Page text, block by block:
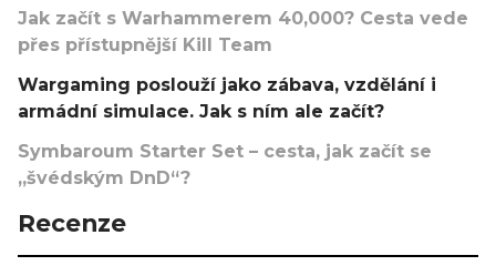
Jak začít s Warhammerem 40,000? Cesta vede
přes přístupnější Kill Team
Wargaming poslouží jako zábava, vzdělání i
armádní simulace. Jak s ním ale začít?
Symbaroum Starter Set – cesta, jak začít se
„švédským DnD“?
Recenze